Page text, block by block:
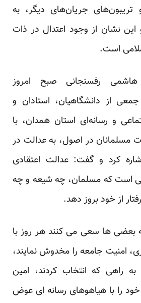
جریان‌های دیگر، به
این نشان از وجود اعتدال در ذات
است.
هاشمی رفسنجانی صبح امروز
از دانشگاهیان، استادان و
و رسانه‌ای استان همدان، با
مسلمانان در اصول، به عدالت در
کرد و گفت: عدالت اعتقادی
است که مسلمان، چه شیعه و چه
از خود بروز دهد.
ها سعی می کنند هر روز با
امنیت جامعه را مخدوش نمایند،
راهی که انتخاب کردند، امین
را با هیاهوهای رسانه ای عوض